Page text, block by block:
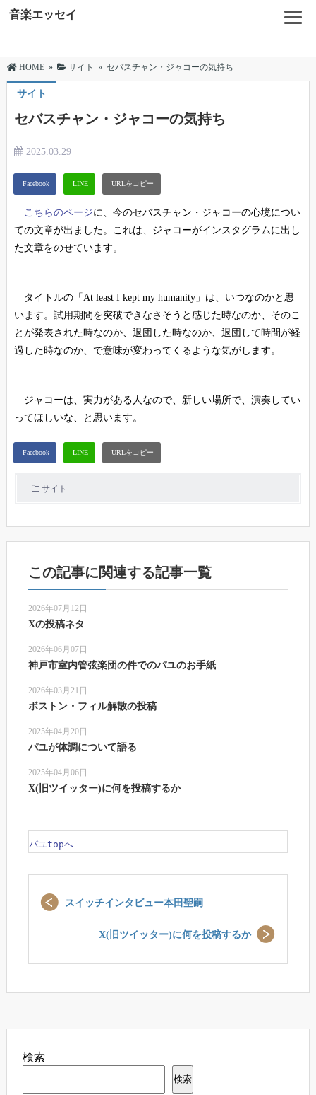
音楽エッセイ
HOME » サイト » セバスチャン・ジャコーの気持ち
サイト
セバスチャン・ジャコーの気持ち
2025.03.29
こちらのページに、今のセバスチャン・ジャコーの心境につい
ての文章が出ました。これは、ジャコーがインスタグラムに出し
た文章をのせています。
タイトルの「At least I kept my humanity」は、いつなのかと思
います。試用期間を突破できなさそうと感じた時なのか、そのこ
とが発表された時なのか、退団した時なのか、退団して時間が経
過した時なのか、で意味が変わってくるような気がします。
ジャコーは、実力がある人なので、新しい場所で、演奏してい
ってほしいな、と思います。
サイト
この記事に関連する記事一覧
2026年07月12日
Xの投稿ネタ
2026年06月07日
神戸市室内管弦楽団の件でのパユのお手紙
2026年03月21日
ボストン・フィル解散の投稿
2025年04月20日
パユが体調について語る
2025年04月06日
X(旧ツイッター)に何を投稿するか
パユtopへ
スイッチインタビュー本田聖嗣
X(旧ツイッター)に何を投稿するか
検索
検索